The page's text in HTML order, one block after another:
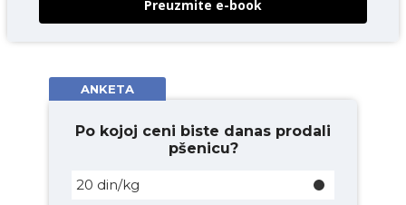
Preuzmite e-book
ANKETA
Po kojoj ceni biste danas prodali
pšenicu?
20 din/kg